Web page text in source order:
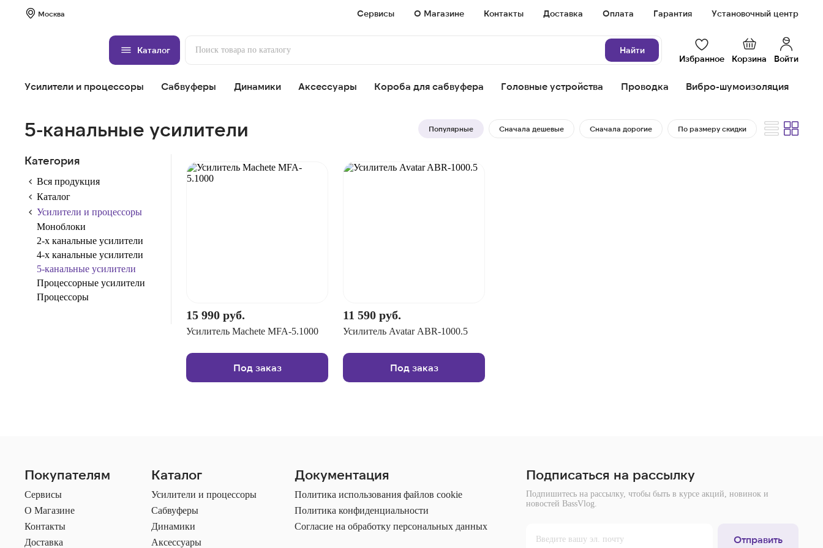
Москва Сервисы О Магазине Контакты Доставка Оплата Гарантия Установочный центр
Каталог
Найти
Избранное
Корзина Войти
Усилители и процессоры Сабвуферы Динамики Аксессуары Короба для сабвуфера Головные устройства Проводка Вибро-шумоизоляция
5-канальные усилители Популярные Сначала дешевые Сначала дорогие По размеру скидки
Категория
Вся продукция
Каталог
Усилители и процессоры
Моноблоки
2-х канальные усилители
4-х канальные усилители
5-канальные усилители
Процессорные усилители
Процессоры
15 990 руб.
Усилитель Machete MFA-5.1000
Под заказ
11 590 руб.
Усилитель Avatar ABR-1000.5
Под заказ
Покупателям
Сервисы
О Магазине
Контакты
Доставка
Каталог
Усилители и процессоры
Сабвуферы
Динамики
Аксессуары
Документация
Политика использования файлов cookie
Политика конфиденциальности
Согласие на обработку персональных данных
Подписаться на рассылку
Подпишитесь на рассылку, чтобы быть в курсе акций, новинок и
новостей BassVlog.
Отправить